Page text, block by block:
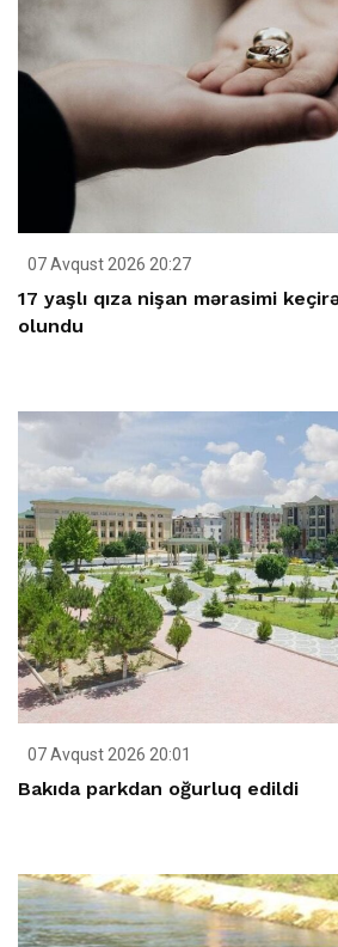
07 Avqust 2026 20:27
17 yaşlı qıza nişan mərasimi
olundu
07 Avqust 2026 20:01
Bakıda parkdan oğurluq edildi